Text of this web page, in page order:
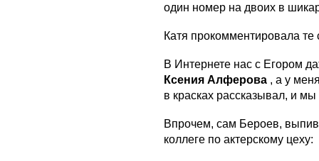
один номер на двоих в
Катя прокомментировала те
В Интернете нас с Егором
Ксения Алферова , а у
в красках рассказывал, и
Впрочем, сам Бероев,
коллеге по актерскому цеху: